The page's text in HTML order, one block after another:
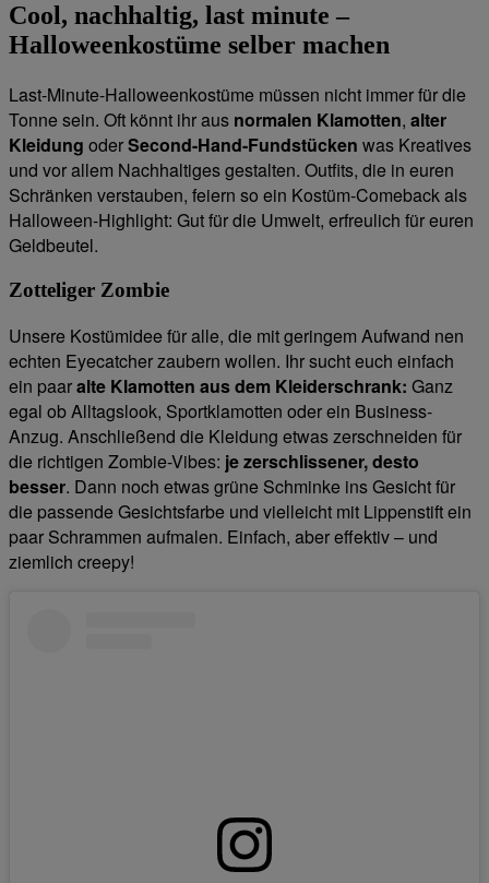
Cool, nachhaltig, last minute –
Halloweenkostüme selber machen
Last-Minute-Halloweenkostüme müssen nicht immer für die
Tonne sein. Oft könnt ihr aus normalen Klamotten, alter
Kleidung oderSecond-Hand-Fundstücken was Kreatives
und vor allem Nachhaltiges gestalten. Outfits, die in euren
Schränken verstauben, feiern so ein Kostüm-Comeback als
Halloween-Highlight: Gut für die Umwelt, erfreulich für euren
Geldbeutel.
Zotteliger Zombie
Unsere Kostümidee für alle, die mit geringem Aufwand nen
echten Eyecatcher zaubern wollen. Ihr sucht euch einfach
ein paaralte Klamotten aus dem Kleiderschrank: Ganz
egal ob Alltagslook, Sportklamotten oder ein Business-
Anzug. Anschließend die Kleidung etwas zerschneiden für
die richtigen Zombie-Vibes: je zerschlissener, desto
besser. Dann noch etwas grüne Schminke ins Gesicht für
die passende Gesichtsfarbe und vielleicht mit Lippenstift ein
paar Schrammen aufmalen. Einfach, aber effektiv – und
ziemlich creepy!